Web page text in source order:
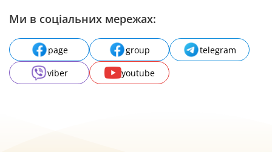
Ми в соціальних мережах:
page group
telegram
viber
youtube